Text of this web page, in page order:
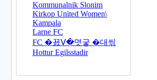
Kommunalnik Slonim
Kirkop United Women\
Kampala
Larne FC
FC �꾨Ⅴ�몃궇 �대씪
Hottur Egilsstadir